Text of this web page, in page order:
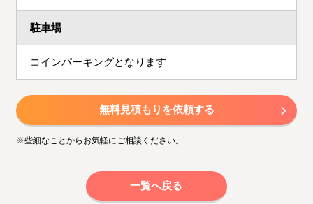
駐車場
コインパーキングとなります
無料見積もりを依頼する
※些細なことからお気軽にご相談ください。
一覧へ戻る